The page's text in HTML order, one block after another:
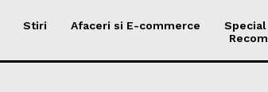
Stiri Afaceri si E-commerce Special